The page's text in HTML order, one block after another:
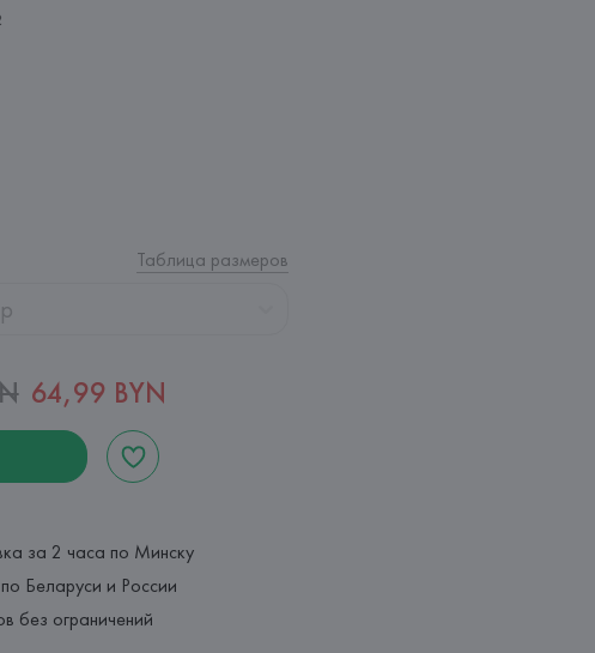
Таблица размеров
64,99 BYN
за 2 часа по Минску
Беларуси и России
без ограничений